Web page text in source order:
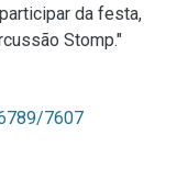
da festa,
Stomp."
7607